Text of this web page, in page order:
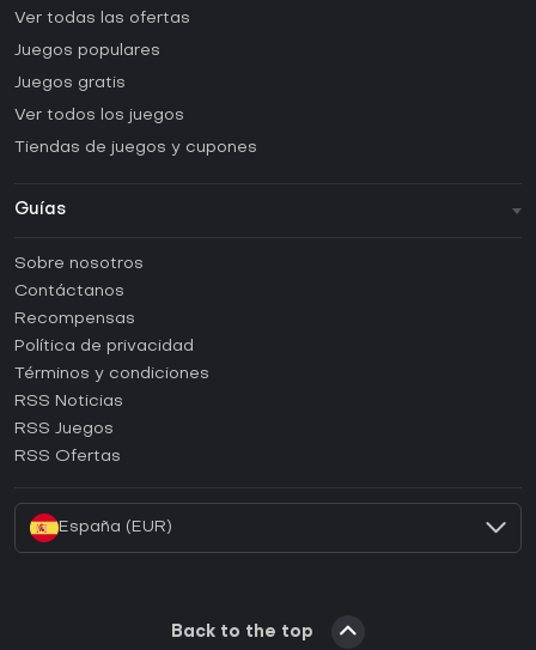
Ver todas las ofertas
Juegos populares
Juegos gratis
Ver todos los juegos
Tiendas de juegos y cupones
Guías
Guías y tutoriales
¿Cómo activar una CD Key de Steam?
¿Cómo activar una CD Key de Epic Games?
¿Cómo activar una CD Key de GOG?
¿Cómo activar una CD Key de Ubisoft Connect?
Sobre nosotros
Contáctanos
Recompensas
Política de privacidad
Términos y condiciones
RSS Noticias
RSS Juegos
RSS Ofertas
España (EUR)
Back to the top